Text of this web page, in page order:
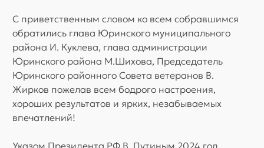
С приветственным словом ко всем собравшимся
обратились глава Юринского муниципального
района И. Куклева, глава администрации
Юринского района М.Шихова, Председатель
Юринского районного Совета ветеранов В.
Жирков пожелав всем бодрого настроения,
хороших результатов и ярких, незабываемых
впечатлений!
Указом Президента РФ В. Путиным 2024 год